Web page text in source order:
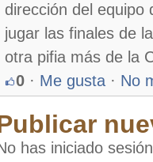
dirección del equipo
jugar las finales de
otra pifia más de la
0 · Me gusta · No
has iniciado